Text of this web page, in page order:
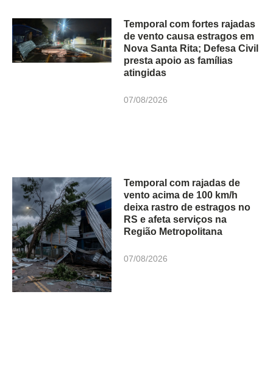
Temporal com fortes rajadas
de vento causa estragos em
Nova Santa Rita; Defesa Civil
presta apoio as famílias
atingidas
07/08/2026
Temporal com rajadas de
vento acima de 100 km/h
deixa rastro de estragos no
RS e afeta serviços na
Região Metropolitana
07/08/2026